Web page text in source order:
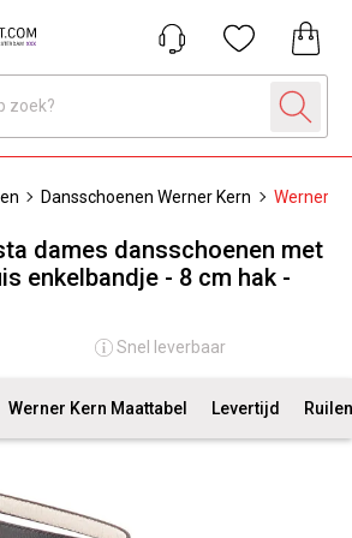
Dansschoenen Werner Kern Werner
dames dansschoenen met
enkelbandje - 8 cm hak -
Snel leverbaar
Werner Kern Maattabel Levertijd